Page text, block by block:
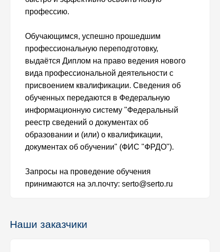
профессию.
Обучающимся, успешно прошедшим
профессиональную переподготовку,
выдаётся Диплом на право ведения нового
вида профессиональной деятельности с
присвоением квалификации. Сведения об
обученных передаются в Федеральную
информационную систему "Федеральный
реестр сведений о документах об
образовании и (или) о квалификации,
документах об обучении" (ФИС "ФРДО").
Запросы на проведение обучения
принимаются на эл.почту: serto@serto.ru
Наши заказчики